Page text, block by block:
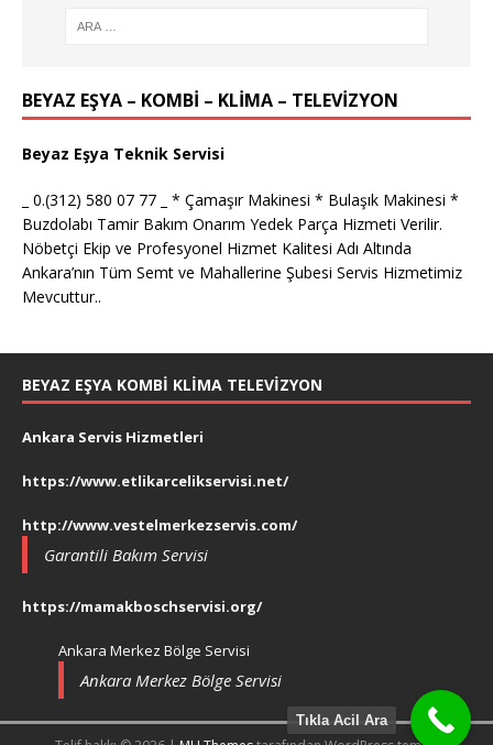
BEYAZ EŞYA – KOMBİ – KLİMA – TELEVİZYON
Beyaz Eşya Teknik Servisi
_ 0.(312) 580 07 77 _ * Çamaşır Makinesi * Bulaşık Makinesi *
Buzdolabı Tamir Bakım Onarım Yedek Parça Hizmeti Verilir.
Nöbetçi Ekip ve Profesyonel Hizmet Kalitesi Adı Altında
Ankara’nın Tüm Semt ve Mahallerine Şubesi Servis Hizmetimiz
Mevcuttur..
BEYAZ EŞYA KOMBI KLIMA TELEVIZYON
Ankara Servis Hizmetleri
https://www.etlikarcelikservisi.net/
http://www.vestelmerkezservis.com/
Garantili Bakım Servisi
https://mamakboschservisi.org/
Ankara Merkez Bölge Servisi
Ankara Merkez Bölge Servisi
Tıkla Acil Ara